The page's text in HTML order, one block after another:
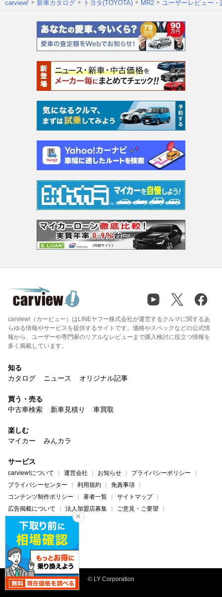
carview! 新車カタログ トヨタ(TOYOTA) MR2 ユーザーレビュー・
carview!（カービュー）はLINEヤフー株式会社が運営するクルマに関するあ
らゆる情報やサービスを提供するサイトです。価格やスペックなどの公式情
報から、ユーザーや専門家のリアルなレビューまで購入検討に役立つ情報を
多く掲載しています。
知る
カタログ
ニュース オリジナル記事
買う・売る
中古車検索
新車見積り 車買取
楽しむ
マイカー
みんカラ
サービス
carview!について 運営会社 お知らせ
プライバシーポリシー
プライバシーセンター
利用規約
免責事項
コンテンツ制作ポリシー
著者一覧
サイトマップ
広告掲載について
法人加盟店募集
ご意見・ご要望
ヘルプ・お問い合わせ
carview! Yahoo! JAPAN
© LY Corporation